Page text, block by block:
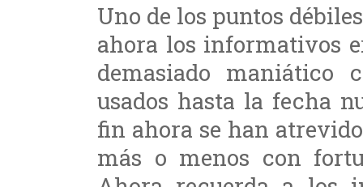
Uno de los puntos
ahora los informativos
demasiado maniático
usados hasta la fecha
fin ahora se han
más o menos con